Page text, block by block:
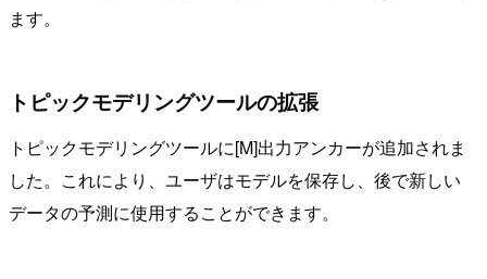
ます。
トピックモデリングツールの拡張
トピックモデリングツールに[M]出力アンカーが追加されま
した。これにより、ユーザはモデルを保存し、後で新しい
データの予測に使用することができます。